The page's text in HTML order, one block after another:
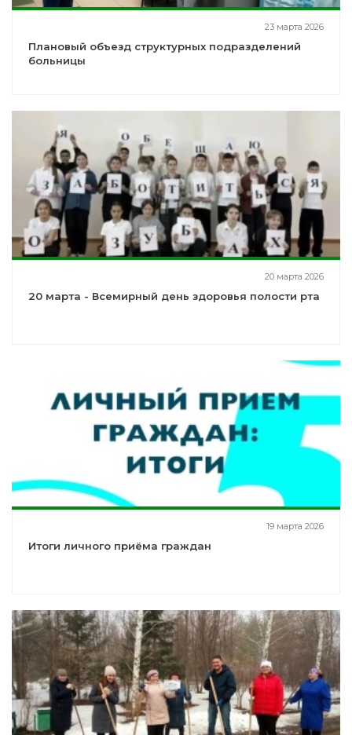
23 марта 2026
Плановый объезд структурных подразделений
больницы
20 марта 2026
20 марта - Всемирный день здоровья полости рта
19 марта 2026
Итоги личного приёма граждан